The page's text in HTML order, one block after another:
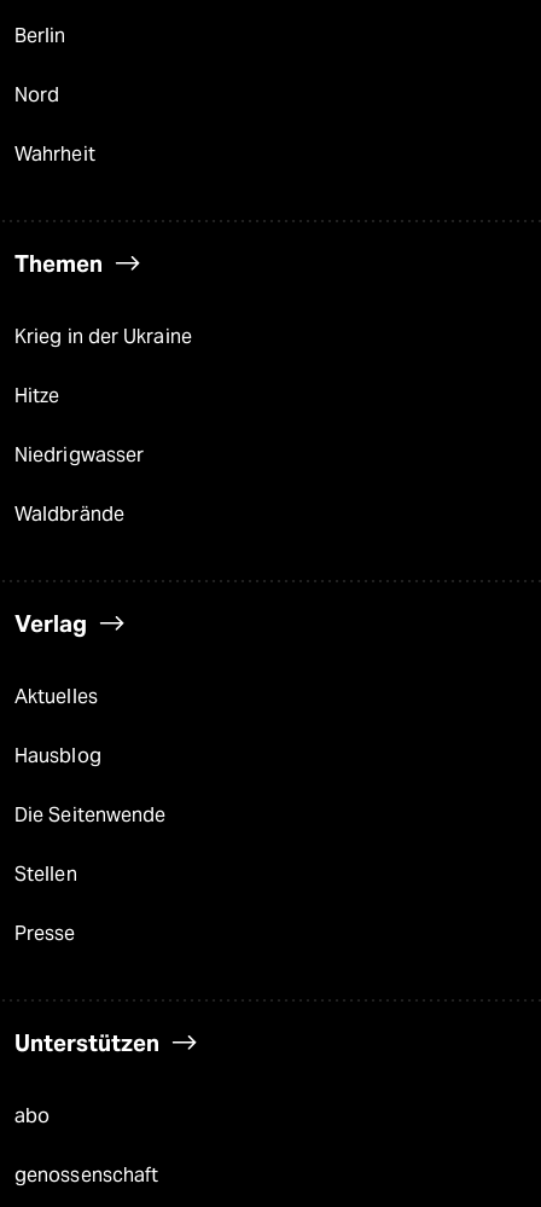
Berlin
Nord
Wahrheit
Themen
Krieg in der Ukraine
Hitze
Niedrigwasser
Waldbrände
Verlag
Aktuelles
Hausblog
Die Seitenwende
Stellen
Presse
Unterstützen
abo
genossenschaft